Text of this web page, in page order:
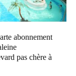
abonnement
pas chère à